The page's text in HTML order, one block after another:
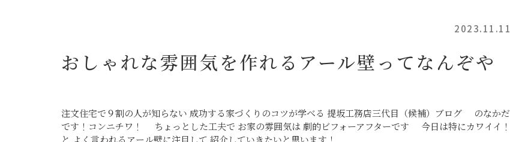
2023.11.11
おしゃれな雰囲気を作れるアール壁ってなんぞや
注文住宅で９割の人が知らない 成功する家づくりのコツが学べる 提坂工務店三代目（候補）ブログ のなかだ
です！コンニチワ！
ちょっとした工夫で お家の雰囲気は 劇的ビフォーアフターです 今日は特にカワイイ！
と よく言われるアール壁に注目して 紹介していきたいと思います！